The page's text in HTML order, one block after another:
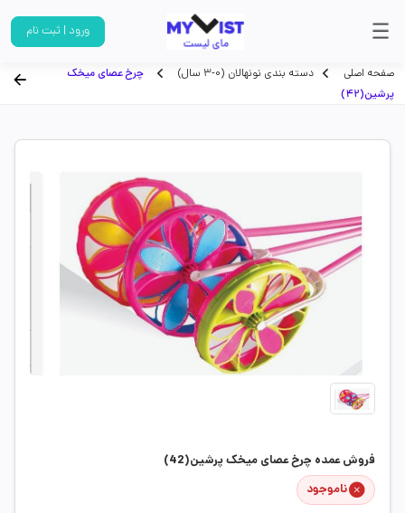
ورود | ثبت نام
صفحه اصلی دسته بندی نونهالان (0-3 سال)
چرخ عصای میخک
پرشین(42)
فروش عمده چرخ عصای میخک پرشین(42)
ناموجود